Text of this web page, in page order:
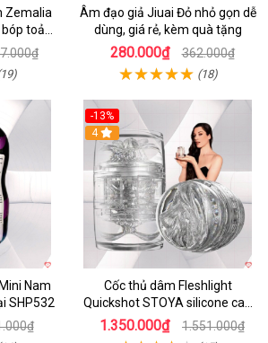
Zemalia
toả
Âm đạo giả Jiuai Đỏ nhỏ gọn dễ
dùng, giá rẻ, kèm quà tặng
280.000₫ 362.000₫
(18)
Nam
SHP532
-13%
4
Cốc thủ dâm Fleshlight
Quickshot STOYA silicone cao
cấp chính hãng mua ngay
1.350.000₫ 1.551.000₫